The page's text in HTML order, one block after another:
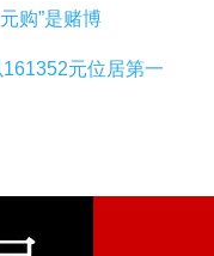
购”是赌博
元位居第一